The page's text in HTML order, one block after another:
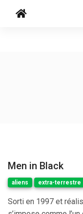
Men in Black
aliens extra-terrestre
Sorti en 1997 et